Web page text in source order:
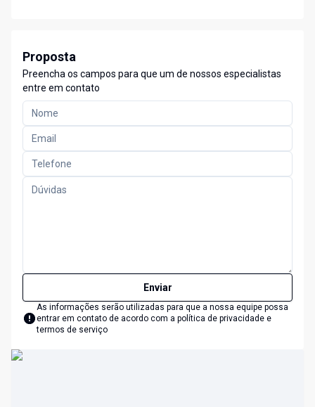
Proposta
Preencha os campos para que um de nossos especialistas
entre em contato
Enviar
As informações serão utilizadas para que a nossa equipe possa
entrar em contato de acordo com a política de privacidade e
termos de serviço